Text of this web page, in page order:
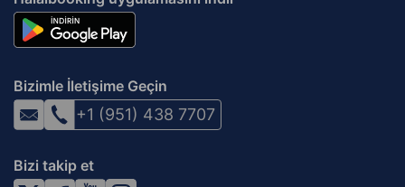
Bizimle İletişime Geçin
+1 (951) 438 7707
Bizi takip et